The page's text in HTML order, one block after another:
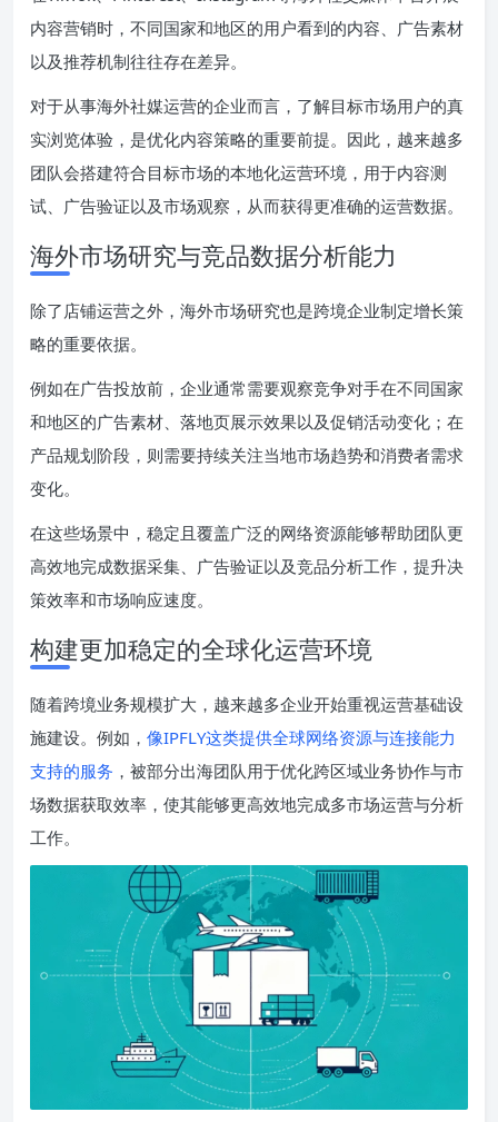
内容营销时，不同国家和地区的用户看到的内容、广告素材
以及推荐机制往往存在差异。
对于从事海外社媒运营的企业而言，了解目标市场用户的真
实浏览体验，是优化内容策略的重要前提。因此，越来越多
团队会搭建符合目标市场的本地化运营环境，用于内容测
试、广告验证以及市场观察，从而获得更准确的运营数据。
海外市场研究与竞品数据分析能力
除了店铺运营之外，海外市场研究也是跨境企业制定增长策
略的重要依据。
例如在广告投放前，企业通常需要观察竞争对手在不同国家
和地区的广告素材、落地页展示效果以及促销活动变化；在
产品规划阶段，则需要持续关注当地市场趋势和消费者需求
变化。
在这些场景中，稳定且覆盖广泛的网络资源能够帮助团队更
高效地完成数据采集、广告验证以及竞品分析工作，提升决
策效率和市场响应速度。
构建更加稳定的全球化运营环境
随着跨境业务规模扩大，越来越多企业开始重视运营基础设
施建设。例如， 像IPFLY这类提供全球网络资源与连接能力
支持的服务 ，被部分出海团队用于优化跨区域业务协作与市
场数据获取效率，使其能够更高效地完成多市场运营与分析
工作。